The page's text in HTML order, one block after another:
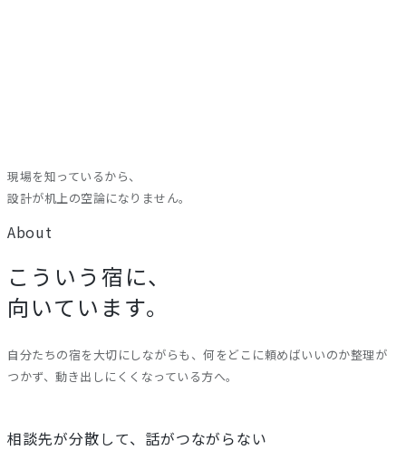
現場を知っているから、
設計が机上の空論になりません。
About
こういう宿に、
向いています。
自分たちの宿を大切にしながらも、何をどこに頼めばいいのか整理が
つかず、動き出しにくくなっている方へ。
相談先が分散して、話がつながらない